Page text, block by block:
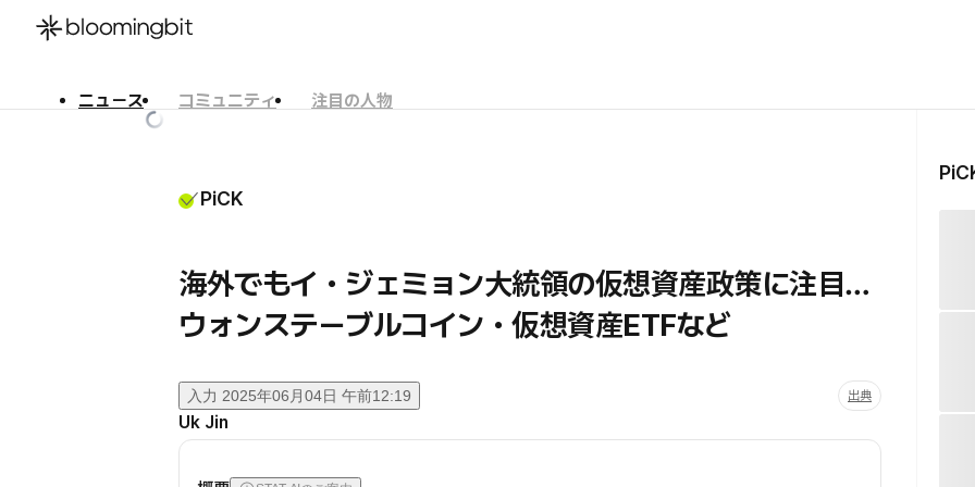
ニュース コミュニティ
注目の人物
PiCK
海外でもイ・ジェミョン大統領の仮想資産政策に注目…
ウォンステーブルコイン・仮想資産ETFなど
入力 2025年06月04日 午前12:19 出典
Uk Jin